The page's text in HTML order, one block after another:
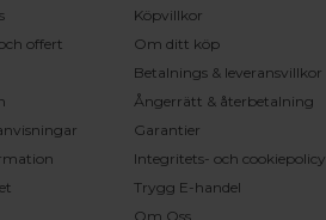
offert
Köpvillkor
Om ditt köp
Betalnings & leveransvillkor
Ångerrätt & återbetalning
Garantier
Integritets- och cookiepolicy
Trygg E-handel
Om Oss